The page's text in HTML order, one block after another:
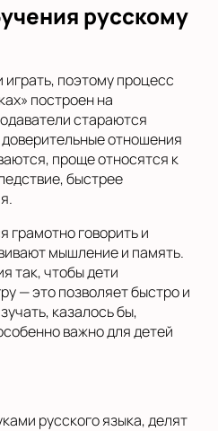
русскому
поэтому процесс
построен на
стараются
отношения
проще относятся к
быстрее
грамотно говорить и
мышление и память.
так, чтобы дети
— это позволяет быстро и
казалось бы,
важно для детей
русского языка, делят